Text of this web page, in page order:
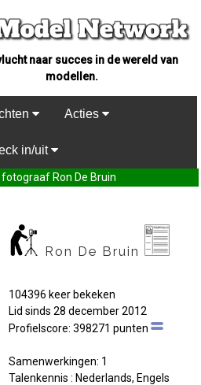
naar succes in de wereld van
modellen.
Acties
in/uit
Ron De Bruin
Ron De Bruin
104396 keer bekeken
Lid sinds 28 december 2012
Profielscore: 398271 punten
Samenwerkingen: 1
Talenkennis : Nederlands, Engels